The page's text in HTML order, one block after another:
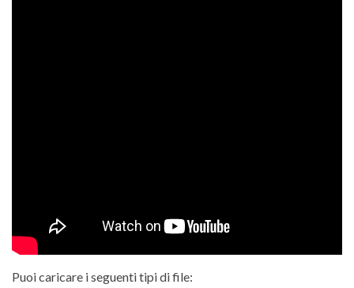
Puoi caricare i seguenti tipi di file: